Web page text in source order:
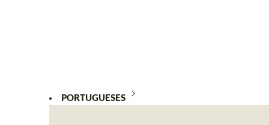
PORTUGUESES